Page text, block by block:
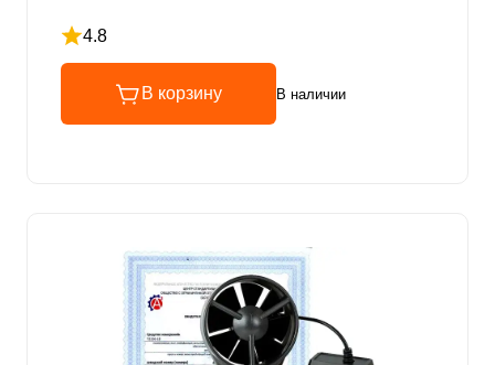
4.8
Рейтинг 4.8 из 5
В корзину В наличии